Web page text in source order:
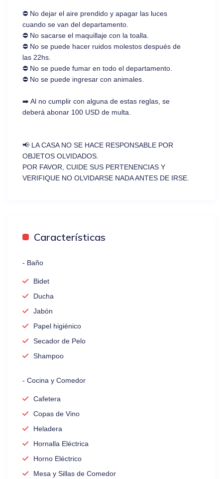
⛔ No dejar el aire prendido y apagar las luces
cuando se van del departamento.
⛔ No sacarse el maquillaje con la toalla.
⛔ No se puede hacer ruidos molestos después de
las 22hs.
⛔ No se puede fumar en todo el departamento.
⛔ No se puede ingresar con animales.
➡️ Al no cumplir con alguna de estas reglas, se
deberá abonar 100 USD de multa.
📢 LA CASA NO SE HACE RESPONSABLE POR
OBJETOS OLVIDADOS.
POR FAVOR, CUIDE SUS PERTENENCIAS Y
VERIFIQUE NO OLVIDARSE NADA ANTES DE IRSE.
Características
- Baño
Bidet
Ducha
Jabón
Papel higiénico
Secador de Pelo
Shampoo
- Cocina y Comedor
Cafetera
Copas de Vino
Heladera
Hornalla Eléctrica
Horno Eléctrico
Mesa y Sillas de Comedor